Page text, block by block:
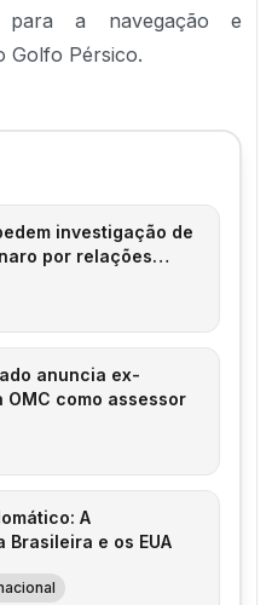
para a navegação e
Golfo Pérsico.
investigação de
por relações
anuncia ex-
OMC como assessor
A
Brasileira e os EUA